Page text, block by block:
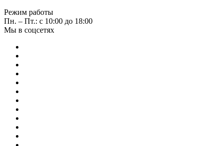
Режим работы
Пн. – Пт.: с 10:00 до 18:00
Мы в соцсетях